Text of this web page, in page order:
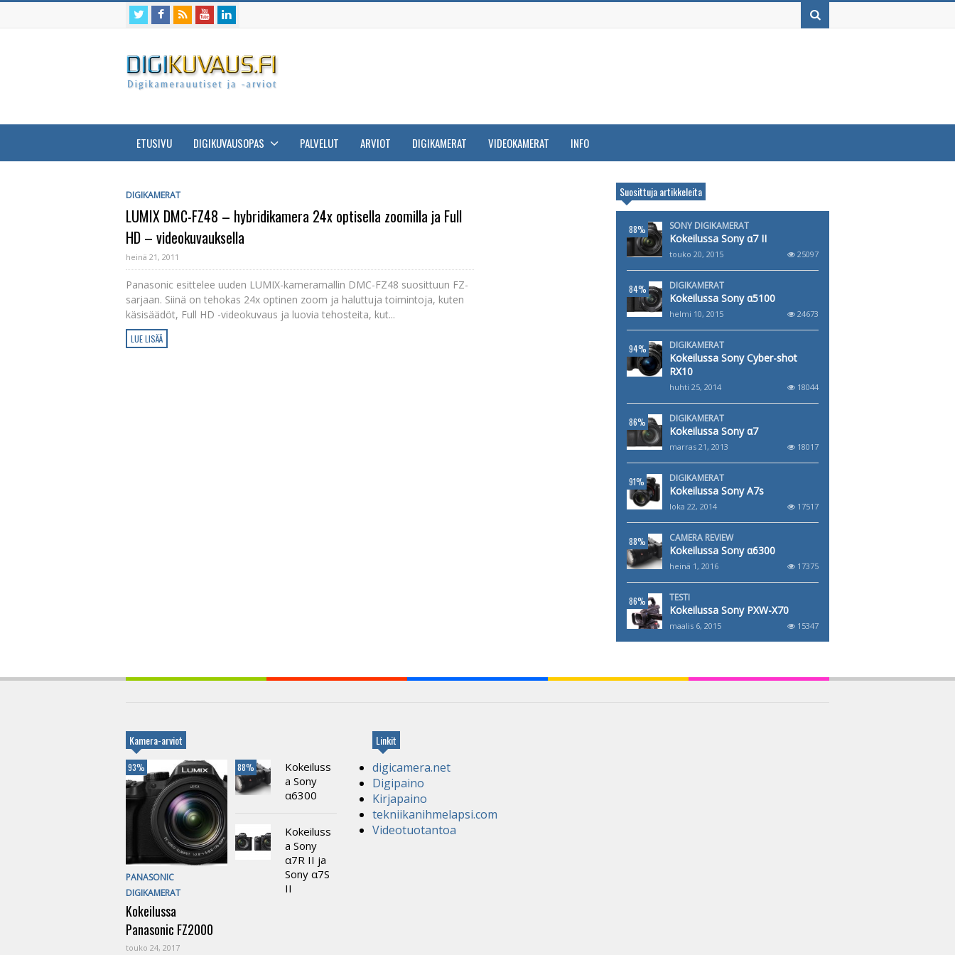
ETUSIVU DIGIKUVAUSOPAS PALVELUT ARVIOT DIGIKAMERAT VIDEOKAMERAT INFO
DIGIKAMERAT
LUMIX DMC-FZ48 – hybridikamera 24x optisella zoomilla ja Full
HD – videokuvauksella
heinä 21, 2011
Panasonic esittelee uuden LUMIX-kameramallin DMC-FZ48 suosittuun FZ-
sarjaan. Siinä on tehokas 24x optinen zoom ja haluttuja toimintoja, kuten
käsisäädöt, Full HD -videokuvaus ja luovia tehosteita, kut...
LUE LISÄÄ
Suosittuja artikkeleita
88% SONY DIGIKAMERAT
Kokeilussa Sony α7 II
touko 20, 2015 25097
84% DIGIKAMERAT
Kokeilussa Sony α5100
helmi 10, 2015 24673
94% DIGIKAMERAT
Kokeilussa Sony Cyber-shot
RX10
huhti 25, 2014 18044
86% DIGIKAMERAT
Kokeilussa Sony α7
marras 21, 2013 18017
91% DIGIKAMERAT
Kokeilussa Sony A7s
loka 22, 2014 17517
88% CAMERA REVIEW
Kokeilussa Sony α6300
heinä 1, 2016 17375
86% TESTI
Kokeilussa Sony PXW-X70
maalis 6, 2015 15347
Kamera-arviot
93%
PANASONIC
DIGIKAMERAT
Kokeilussa
Panasonic FZ2000
touko 24, 2017
88%
Kokeiluss
a Sony
α6300
Kokeiluss
a Sony
α7R II ja
Sony α7S
II
Linkit
digicamera.net
Digipaino
Kirjapaino
tekniikanihmelapsi.com
Videotuotantoa